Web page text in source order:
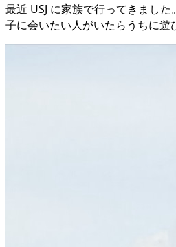
最近 USJ に家族で行ってきまし
子に会いたい人がいたらうちに遊